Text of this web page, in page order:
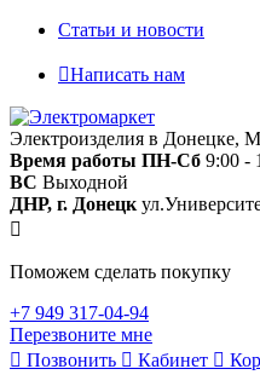
Статьи и новости
Написать нам
Электроизделия в Донецке,
Время работы ПН-Сб 9:00 -
ВС Выходной
ДНР, г. Донецк
Поможем сделать покупку
+7 949 317-04-94
Перезвоните мне
Позвонить
Кабинет